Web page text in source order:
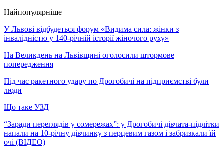
Найпопулярніше
У Львові відбудеться форум «Видима сила: жінки з
інвалідністю у 140-річній історії жіночого руху»
На Великдень на Львівщині оголосили штормове
попередження
Під час ракетного удару по Дрогобичі на підприємстві були
люди
Що таке УЗД
“Заради переглядів у сомережах”: у Дрогобичі дівчата-підлітки
напали на 10-річну дівчинку з перцевим газом і забризкали їй
очі (ВІДЕО)